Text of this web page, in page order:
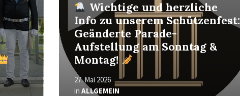
Wichtige und herzliche
Info zu unserem Schützenfest:
Geänderte Parade-
Aufstellung am Sonntag &
Montag!
27. Mai 2026
in ALLGEMEIN